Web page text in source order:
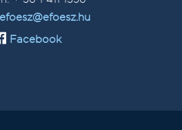
efoesz@efoesz.hu
Facebook